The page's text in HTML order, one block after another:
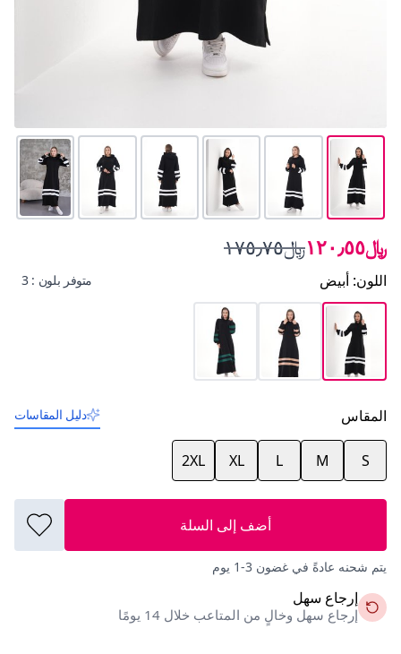
﷼١٢٠٫٥٥ ﷼١٧٥٫٧٥
اللون: أبيض متوفر بلون : 3
المقاس دليل المقاسات
S
M
L
XL
2XL
أضف إلى السلة
يتم شحنه عادةً في غضون 3-1 يوم
إرجاع سهل
إرجاع سهل وخالٍ من المتاعب خلال 14 يومًا